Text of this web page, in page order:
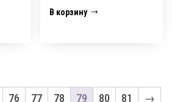
Штуцер
В корзину
76 77 78 79 80 81 →